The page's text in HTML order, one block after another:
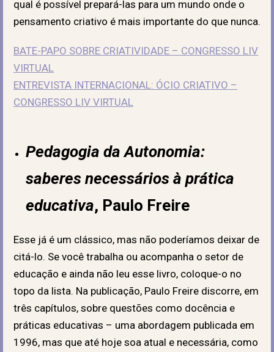
qual é possível prepará-las para um mundo onde o
pensamento criativo é mais importante do que nunca.
BATE-PAPO SOBRE CRIATIVIDADE – CONGRESSO LIV
VIRTUAL
ENTREVISTA INTERNACIONAL: ÓCIO CRIATIVO –
CONGRESSO LIV VIRTUAL
Pedagogia da Autonomia:
saberes necessários à prática
educativa, Paulo Freire
Esse já é um clássico, mas não poderíamos deixar de
citá-lo. Se você trabalha ou acompanha o setor de
educação e ainda não leu esse livro, coloque-o no
topo da lista. Na publicação, Paulo Freire discorre, em
três capítulos, sobre questões como docência e
práticas educativas – uma abordagem publicada em
1996, mas que até hoje soa atual e necessária, como